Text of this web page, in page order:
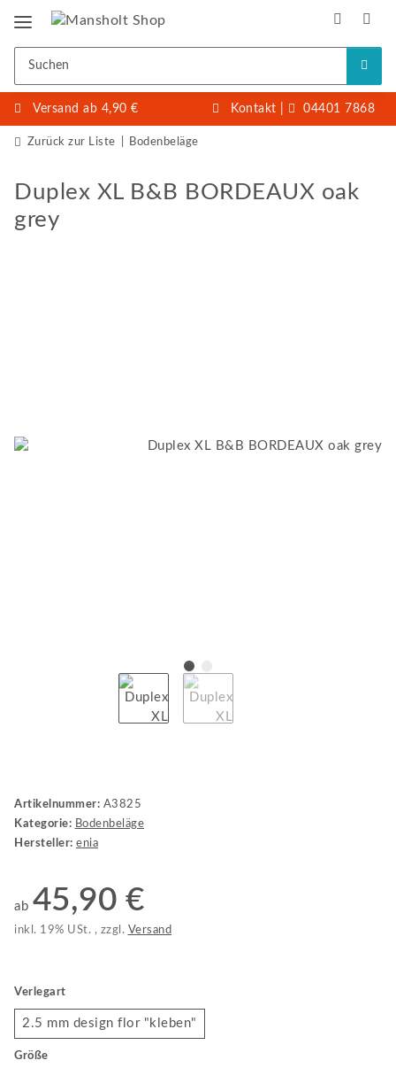
Versand ab 4,90 € Kontakt 04401 7868
Zurück zur Liste Bodenbeläge
Duplex XL B&B BORDEAUX oak
grey
Artikelnummer: A3825
Kategorie: Bodenbeläge
Hersteller: enia
ab 45,90 €
inkl. 19% USt. , zzgl. Versand
Verlegart
2.5 mm design flor "kleben"
Größe